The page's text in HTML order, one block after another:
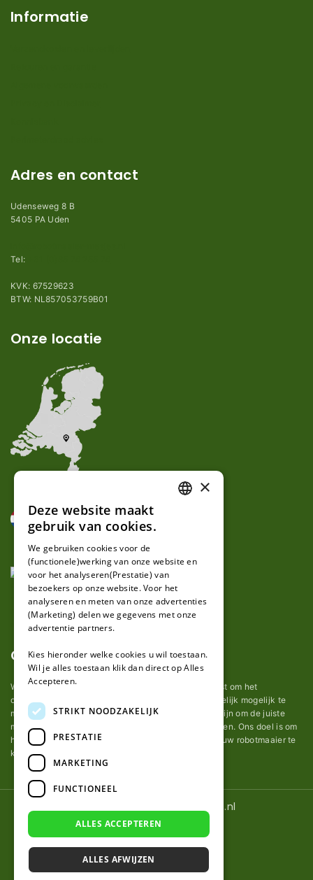
Informatie
Adres en contact
Udenseweg 8 B
5405 PA Uden
Tel:
KVK: 67529623
BTW: NL857053759B01
Onze locatie
Over ons
Wij van robotmaaier-mesjes.nl doen ons uiterste best om het
onderhoud van robot grasmaaier mesjes zo gemakkelijk mogelijk te
maken. Uit ervaring merkten we hoe lastig het kan zijn om de juiste
messen voor een automatische grasmachine te vinden. Ons doel is om
het u makkelijk te maken om de goede mesjes voor uw robotmaaier te
kopen.
© 2026 Robotmaaier-mesjes.nl
GERMAN
×
Deze website maakt
gebruik van cookies.
We gebruiken cookies voor de
(functionele)werking van onze website en
voor het analyseren(Prestatie) van
bezoekers op onze website. Voor het
analyseren en meten van onze advertenties
(Marketing) delen we gegevens met onze
advertentie partners.
Kies hieronder welke cookies u wil toestaan.
Wil je alles toestaan klik dan direct op Alles
Accepteren.
STRIKT NOODZAKELIJK
PRESTATIE
MARKETING
FUNCTIONEEL
ALLES ACCEPTEREN
ALLES AFWIJZEN